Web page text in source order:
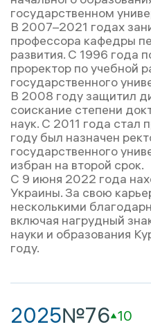
государственном
В 2007–2021 годах
профессора кафедры
развития. С 1996 года
проректор по учебной
государственного
В 2008 году защитил
соискание степени
наук. С 2011 года стал
году был назначен
государственного
избран на второй срок.
С 9 июня 2022 года
Украины. За свою
несколькими
включая нагрудный
науки и образования
году.
2025№76 10